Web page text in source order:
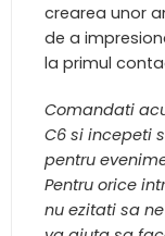
crearea unor
de a
la primul
Comandati
C6 si incepeti
pentru
Pentru orice
nu ezitati sa